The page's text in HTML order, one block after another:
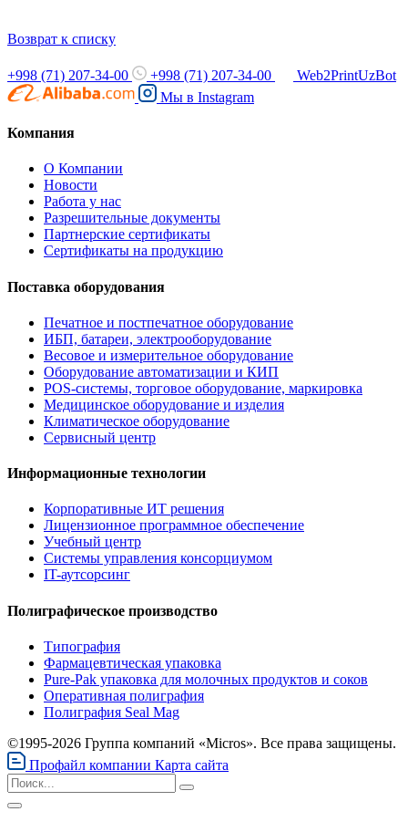
Возврат к списку
+998 (71) 207-34-00 +998 (71) 207-34-00
Web2PrintUzBot
Мы в Instagram
Компания
О Компании
Новости
Работа у нас
Разрешительные документы
Партнерские сертификаты
Сертификаты на продукцию
Поставка оборудования
Печатное и постпечатное оборудование
ИБП, батареи, электрооборудование
Весовое и измерительное оборудование
Оборудование автоматизации и КИП
POS-системы, торговое оборудование, маркировка
Медицинское оборудование и изделия
Климатическое оборудование
Сервисный центр
Информационные технологии
Корпоративные ИТ решения
Лицензионное программное обеспечение
Учебный центр
Системы управления консорциумом
IT-аутсорсинг
Полиграфическое производство
Типография
Фармацевтическая упаковка
Pure-Pak упаковка для молочных продуктов и соков
Оперативная полиграфия
Полиграфия Seal Mag
©1995-2026 Группа компаний «Micros». Все права защищены.
Профайл компании Карта сайта